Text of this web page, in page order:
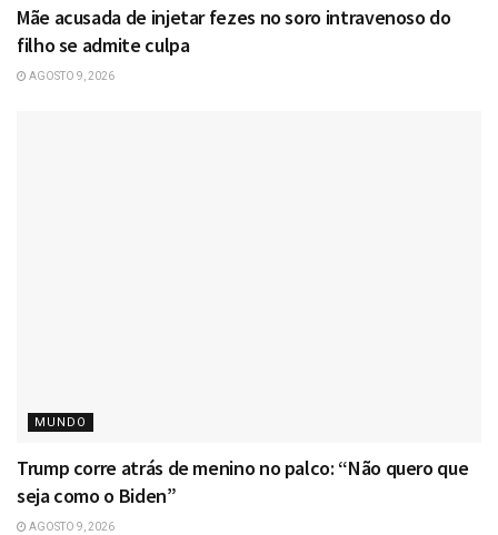
Mãe acusada de injetar fezes no soro intravenoso do
filho se admite culpa
AGOSTO 9, 2026
MUNDO
Trump corre atrás de menino no palco: “Não quero que
seja como o Biden”
AGOSTO 9, 2026